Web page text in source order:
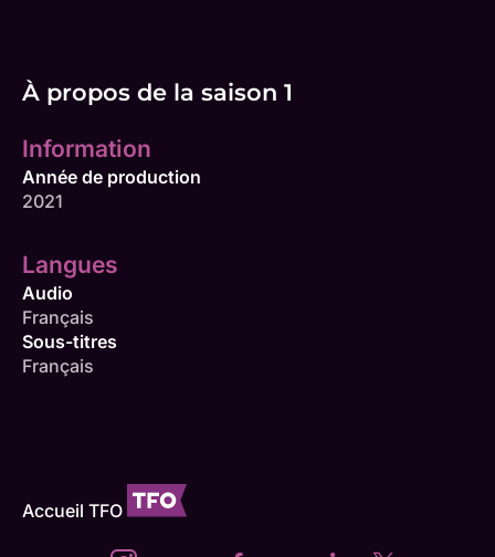
À propos de la saison 1
Information
Année de production
2021
Langues
Audio
Français
Sous-titres
Français
Accueil TFO